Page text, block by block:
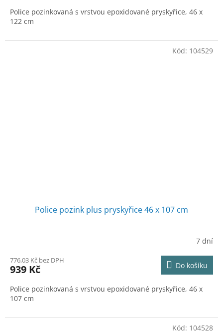
Police pozinkovaná s vrstvou epoxidované pryskyřice, 46 x
122 cm
Police pozink plus pryskyřice 46 x 107 cm
7 dní
776,03 Kč bez DPH
939 Kč Do košíku
Police pozinkovaná s vrstvou epoxidované pryskyřice, 46 x
107 cm
Kód: 104529
Kód: 104528